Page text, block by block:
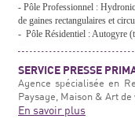
- Pôle Professionnel :
de gaines rectangulaires et
- Pôle Résidentiel : Autogyre
SERVICE PRESSE
Agence spécialisée en
Paysage, Maison & Art
En savoir plus